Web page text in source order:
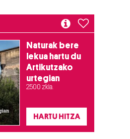
Naturak bere
lekua hartu du
Artikutzako
urtegian
2.500 zkia.
HARTU HITZA